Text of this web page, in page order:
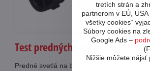
11/
Test predných svetiel na bicykel
Predné svetlá na bicykel prešli v
tretích strán a
partnerom v EÚ,
všetky cookies“
Súbory cookies na
Google Ads –
Nižšie môžete